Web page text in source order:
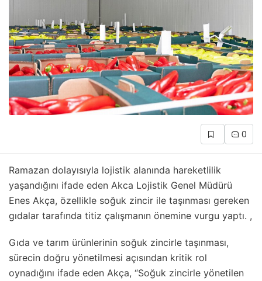
0
Ramazan dolayısıyla lojistik alanında hareketlilik
yaşandığını ifade eden Akca Lojistik Genel Müdürü
Enes Akça, özellikle soğuk zincir ile taşınması gereken
gıdalar tarafında titiz çalışmanın önemine vurgu yaptı. ,
Gıda ve tarım ürünlerinin soğuk zincirle taşınması,
sürecin doğru yönetilmesi açısından kritik rol
oynadığını ifade eden Akça, “Soğuk zincirle yönetilen